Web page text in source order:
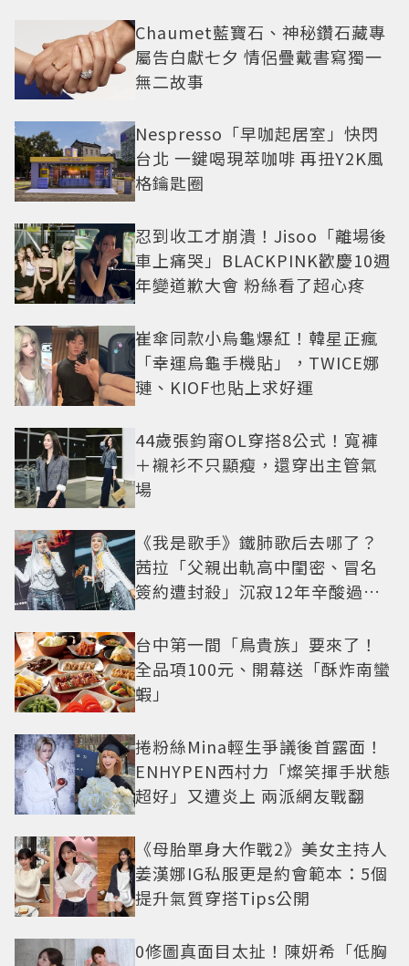
Chaumet藍寶石、神秘鑽石藏專
屬告白獻七夕 情侶疊戴書寫獨一
無二故事
Nespresso「早咖起居室」快閃
台北 一鍵喝現萃咖啡 再扭Y2K風
格鑰匙圈
忍到收工才崩潰！Jisoo「離場後
車上痛哭」BLACKPINK歡慶10週
年變道歉大會 粉絲看了超心疼
崔傘同款小烏龜爆紅！韓星正瘋
「幸運烏龜手機貼」，TWICE娜
璉、KIOF也貼上求好運
44歲張鈞甯OL穿搭8公式！寬褲
＋襯衫不只顯瘦，還穿出主管氣
場
《我是歌手》鐵肺歌后去哪了？
茜拉「父親出軌高中閨密、冒名
簽約遭封殺」沉寂12年辛酸過往
台中第一間「鳥貴族」要來了！
全品項100元、開幕送「酥炸南蠻
蝦」
捲粉絲Mina輕生爭議後首露面！
ENHYPEN西村力「燦笑揮手狀態
超好」又遭炎上 兩派網友戰翻
《母胎單身大作戰2》美女主持人
姜漢娜IG私服更是約會範本：5個
提升氣質穿搭Tips公開
0修圖真面目太扯！陳妍希「低胸